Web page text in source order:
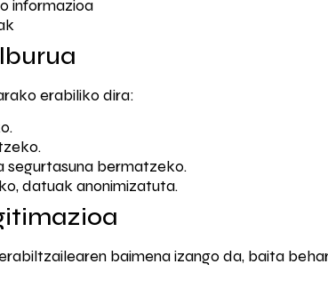
informazioa
erabiliko dira:
segurtasuna bermatzeko.
datuak anonimizatuta.
baimena izango da, baita